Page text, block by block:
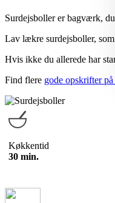
Surdejsboller er bagværk,
Lav lækre surdejsboller,
Hvis ikke du allerede har
Find flere gode opskrifter
Køkkentid
30 min.